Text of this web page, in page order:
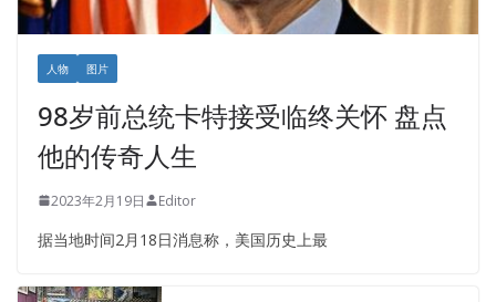
人物 图片
98岁前总统卡特接受临终关怀 盘点
他的传奇人生
2023年2月19日 Editor
据当地时间2月18日消息称，美国历史上最